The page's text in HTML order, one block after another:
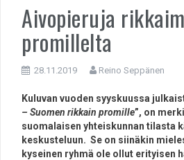
Aivopieruja
promillelta
28.11.2019 Reino Seppänen
Kuluvan vuoden syyskuussa
– Suomen rikkain promille”, on
suomalaisen yhteiskunnan tilasta
keskusteluun. Se on siinäkin
kyseinen ryhmä ole ollut erityisen